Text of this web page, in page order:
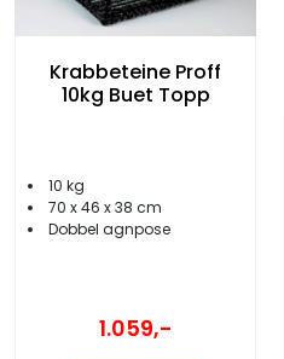
Krabbeteine Proff
10kg Buet Topp
10 kg
70 x 46 x 38 cm
Dobbel agnpose
1.059,-